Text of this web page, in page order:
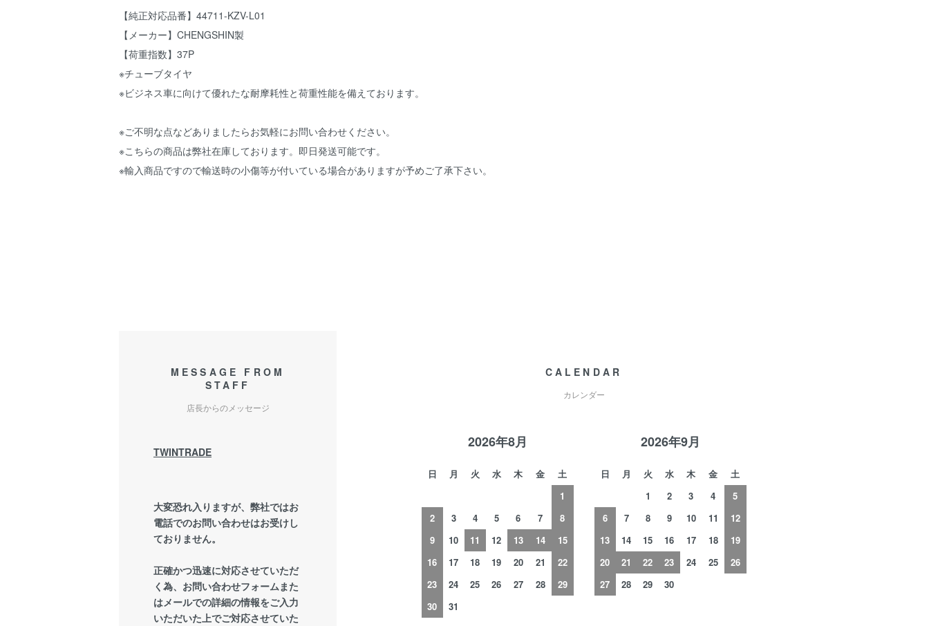
【純正対応品番】44711-KZV-L01
【メーカー】CHENGSHIN製
【荷重指数】37P
※チューブタイヤ
※ビジネス車に向けて優れたな耐摩耗性と荷重性能を備えております。
※ご不明な点などありましたらお気軽にお問い合わせください。
※こちらの商品は弊社在庫しております。即日発送可能です。
※輸入商品ですので輸送時の小傷等が付いている場合がありますが予めご了承下さい。
MESSAGE FROM
STAFF
店長からのメッセージ
TWINTRADE
大変恐れ入りますが、弊社ではお
電話でのお問い合わせはお受けし
ておりません。
正確かつ迅速に対応させていただ
く為、お問い合わせフォームまた
はメールでの詳細の情報をご入力
いただいた上でご対応させていた
CALENDAR
カレンダー
2026年8月
日 月 火 水 木 金
土
1
2
3 4 5 6 7
8
9
10 11 12 13 14
15
16
17 18 19 20 21
22
23
24 25 26 27 28
29
30
31
2026年9月
日 月 火 水 木 金
土
1
2 3 4
5
6
7 8 9 10 11
12
13
14 15 16 17 18
19
20
21 22 23 24 25
26
27
28 29 30